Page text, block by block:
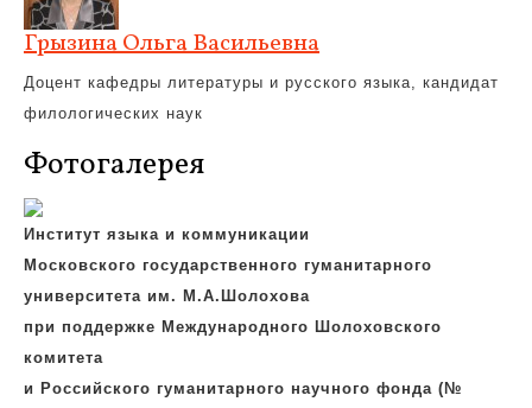
Грызина Ольга Васильевна
Доцент кафедры литературы и русского языка, кандидат
филологических наук
Фотогалерея
Институт языка и коммуникации
Московского государственного гуманитарного
университета им. М.А.Шолохова
при поддержке Международного Шолоховского
комитета
и Российского гуманитарного научного фонда (№